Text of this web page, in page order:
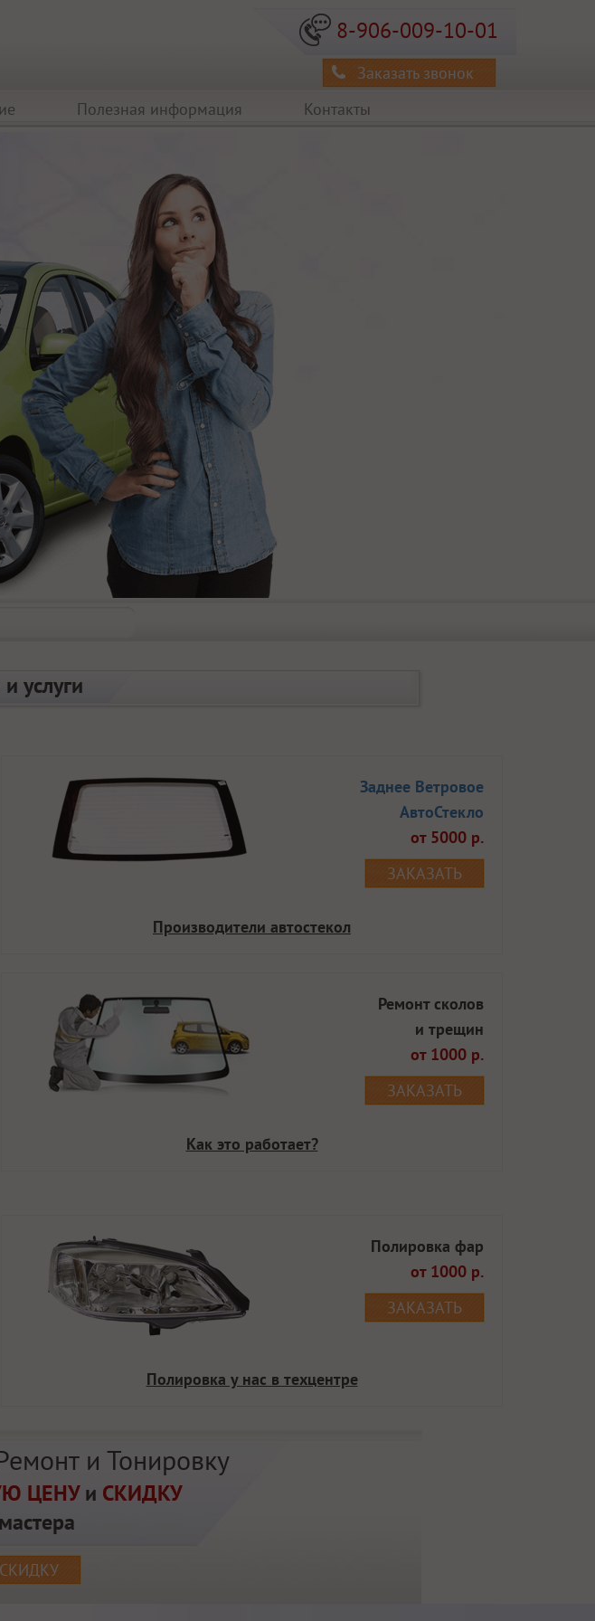
8-906-009-10-01
Заказать звонок
Полезная информация Контакты
услуги
Заднее Ветровое
АвтоСтекло
от 5000 р.
ЗАКАЗАТЬ
Производители автостекол
Ремонт сколов
и трещин
от 1000 р.
ЗАКАЗАТЬ
Как это работает?
Полировка фар
от 1000 р.
ЗАКАЗАТЬ
Полировка у нас в техцентре
и Тонировку
ЦЕНУи СКИДКУ